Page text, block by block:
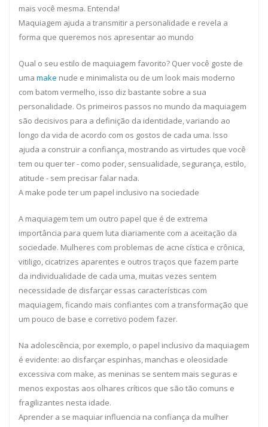
mais você mesma. Entenda!
Maquiagem ajuda a transmitir a personalidade e revela a
forma que queremos nos apresentar ao mundo
Qual o seu estilo de maquiagem favorito? Quer você goste de
uma make nude e minimalista ou de um look mais moderno
com batom vermelho, isso diz bastante sobre a sua
personalidade. Os primeiros passos no mundo da maquiagem
são decisivos para a definição da identidade, variando ao
longo da vida de acordo com os gostos de cada uma. Isso
ajuda a construir a confiança, mostrando as virtudes que você
tem ou quer ter - como poder, sensualidade, segurança, estilo,
atitude - sem precisar falar nada.
A make pode ter um papel inclusivo na sociedade
A maquiagem tem um outro papel que é de extrema
importância para quem luta diariamente com a aceitação da
sociedade. Mulheres com problemas de acne cística e crônica,
vitiligo, cicatrizes aparentes e outros traços que fazem parte
da individualidade de cada uma, muitas vezes sentem
necessidade de disfarçar essas características com
maquiagem, ficando mais confiantes com a transformação que
um pouco de base e corretivo podem fazer.
Na adolescência, por exemplo, o papel inclusivo da maquiagem
é evidente: ao disfarçar espinhas, manchas e oleosidade
excessiva com make, as meninas se sentem mais seguras e
menos expostas aos olhares críticos que são tão comuns e
fragilizantes nesta idade.
Aprender a se maquiar influencia na confiança da mulher